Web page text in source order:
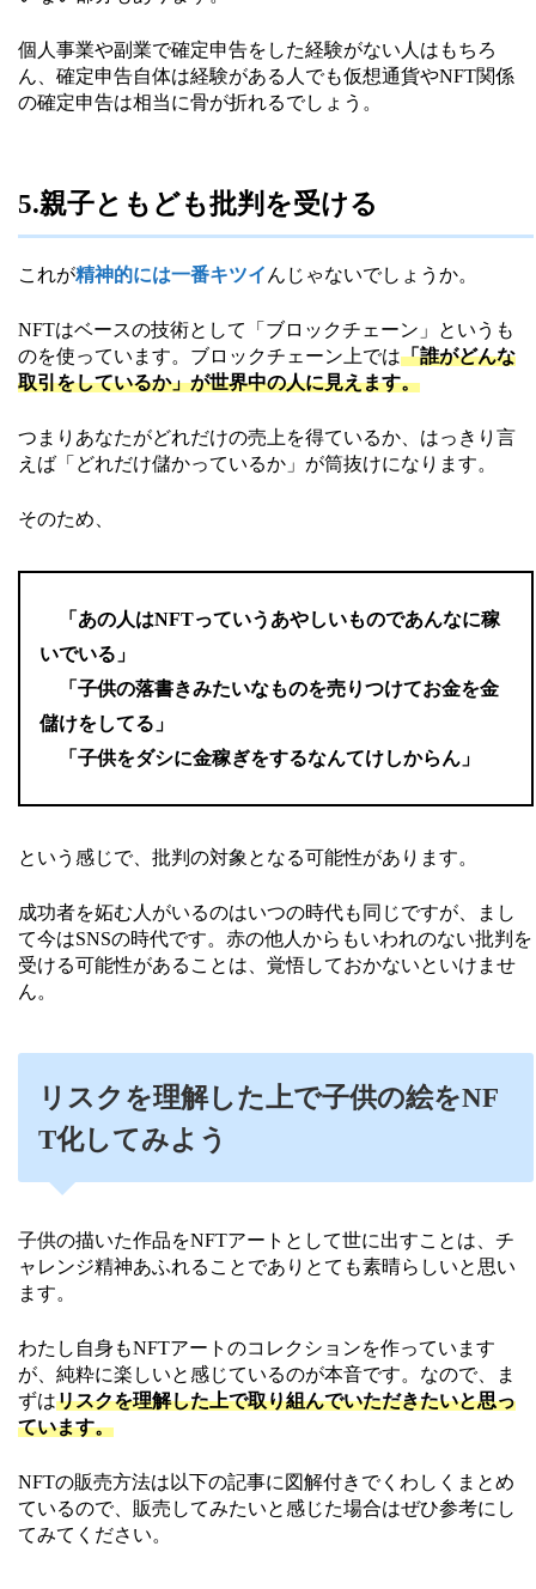
個人事業や副業で確定申告をした経験がない人はもちろ
ん、確定申告自体は経験がある人でも仮想通貨やNFT関係
の確定申告は相当に骨が折れるでしょう。
5.親子ともども批判を受ける
これが精神的には一番キツイ んじゃないでしょうか。
NFTはベースの技術として「ブロックチェーン」というも
のを使っています。ブロックチェーン上では「誰がどんな
取引をしているか」が世界中の人に見えます。
つまりあなたがどれだけの売上を得ているか、はっきり言
えば「どれだけ儲かっているか」が筒抜けになります。
そのため、
「あの人はNFTっていうあやしいものであんなに稼
いでいる」
「子供の落書きみたいなものを売りつけてお金を金
儲けをしてる」
「子供をダシに金稼ぎをするなんてけしからん」
という感じで、批判の対象となる可能性があります。
成功者を妬む人がいるのはいつの時代も同じですが、まし
て今はSNSの時代です。赤の他人からもいわれのない批判を
受ける可能性があることは、覚悟しておかないといけませ
ん。
リスクを理解した上で子供の絵をNF
T化してみよう
子供の描いた作品をNFTアートとして世に出すことは、チ
ャレンジ精神あふれることでありとても素晴らしいと思い
ます。
わたし自身もNFTアートのコレクションを作っています
が、純粋に楽しいと感じているのが本音です。なので、ま
ずはリスクを理解した上で取り組んでいただきたいと思っ
ています。
NFTの販売方法は以下の記事に図解付きでくわしくまとめ
ているので、販売してみたいと感じた場合はぜひ参考にし
てみてください。